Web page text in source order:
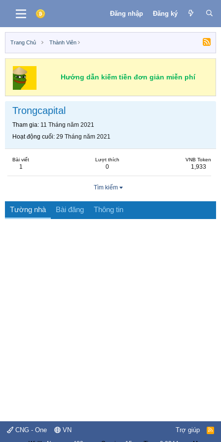
Đăng nhập Đăng ký
Trang Chủ Thành Viên
Hướng dẫn kiếm tiền đơn giản miễn phí
Trongcapital
Tham gia 11 Tháng năm 2021
Hoạt động cuối 29 Tháng năm 2021
Bài viết
1
Lượt thích
0
VNB Token
1,933
Tìm kiếm
Tường nhà Bài đăng Thông tin
CNG - One VN Trợ giúp
R